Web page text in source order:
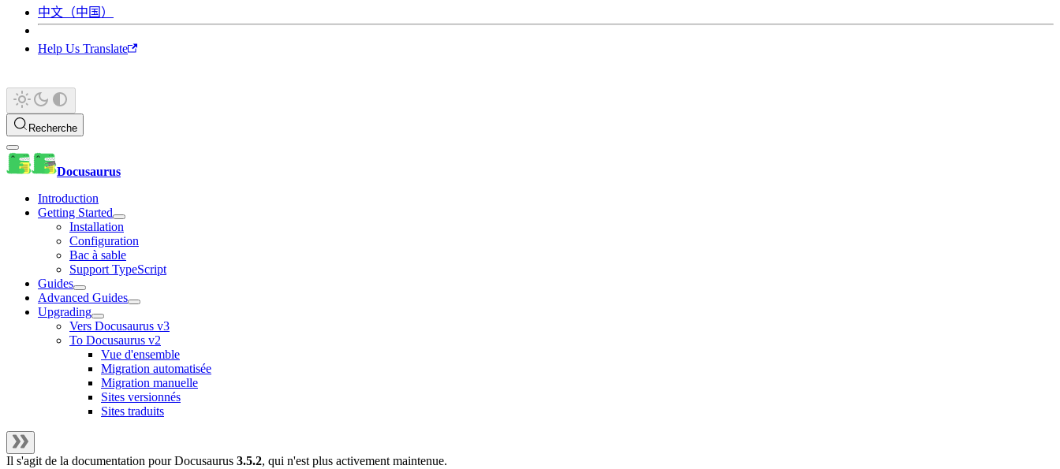
中文（中国）
Help Us Translate
Recherche
Docusaurus
Introduction
Getting Started
Installation
Configuration
Bac à sable
Support TypeScript
Guides
Advanced Guides
Upgrading
Vers Docusaurus v3
To Docusaurus v2
Vue d'ensemble
Migration automatisée
Migration manuelle
Sites versionnés
Sites traduits
Il s'agit de la documentation pourDocusaurus 3.5.2, qui n'est plus activement maintenue.